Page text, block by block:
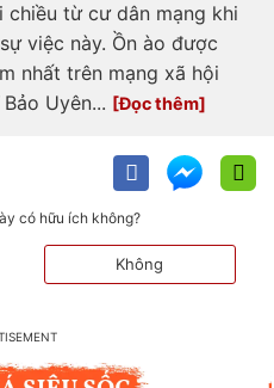
chiều từ cư dân mạng khi
việc này. Ồn ào được
nhất trên mạng xã hội
Uyên...
có hữu ích không?
Không